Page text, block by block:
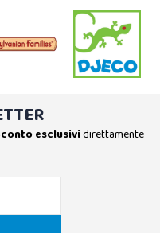
esclusividirettamente